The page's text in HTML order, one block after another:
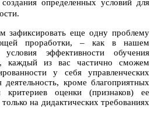
определенных условий для
еще одну проблему
проработки, – как в нашем
условия эффективности обучения
каждый из вас частично сможем
у себя управленческих
кроме благоприятных
оценки (признаков) ее
на дидактических требованиях